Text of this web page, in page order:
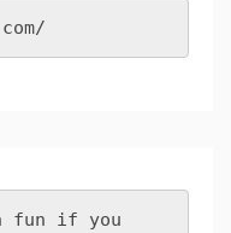
fun if you